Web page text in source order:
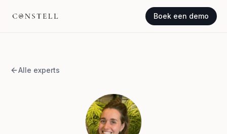
Boek een demo
Alle experts